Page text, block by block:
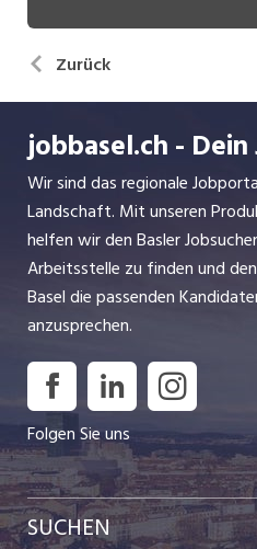
Zurück
jobbasel.ch -
Wir sind das regionale
Landschaft. Mit unseren
helfen wir den Basler
Arbeitsstelle zu finden und
Basel die passenden
anzusprechen.
Folgen Sie uns
SUCHEN